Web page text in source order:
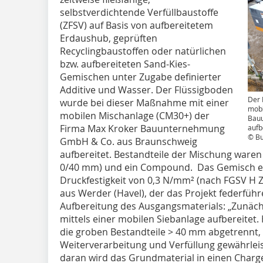
Der
©
selbstverdichtende Verfüllbaustoffe
(ZFSV) auf Basis von aufbereitetem
Erdaushub, geprüften
Recyclingbaustoffen oder natürlichen
bzw. aufbereiteten Sand-Kies-
Gemischen unter Zugabe definierter
Additive und Wasser. Der Flüssigboden
wurde bei dieser Maßnahme mit einer
mobilen Mischanlage (CM30+) der
Firma Max Kroker Bauunternehmung
GmbH & Co. aus Braunschweig
aufbereitet. Bestandteile der Mischung
0/40 mm) und ein Compound. Das Gemisch
Druckfestigkeit von 0,3 N/mm² (nach FGSV H
aus Werder (Havel), der das Projekt
Aufbereitung des Ausgangsmaterials:
mittels einer mobilen Siebanlage aufbereitet.
die groben Bestandteile > 40 mm abgetrennt,
Weiterverarbeitung und Verfüllung
daran wird das Grundmaterial in einen